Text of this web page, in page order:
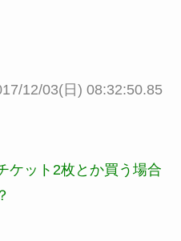
12/03(日) 08:32:50.85
ケット2枚とか買う場合